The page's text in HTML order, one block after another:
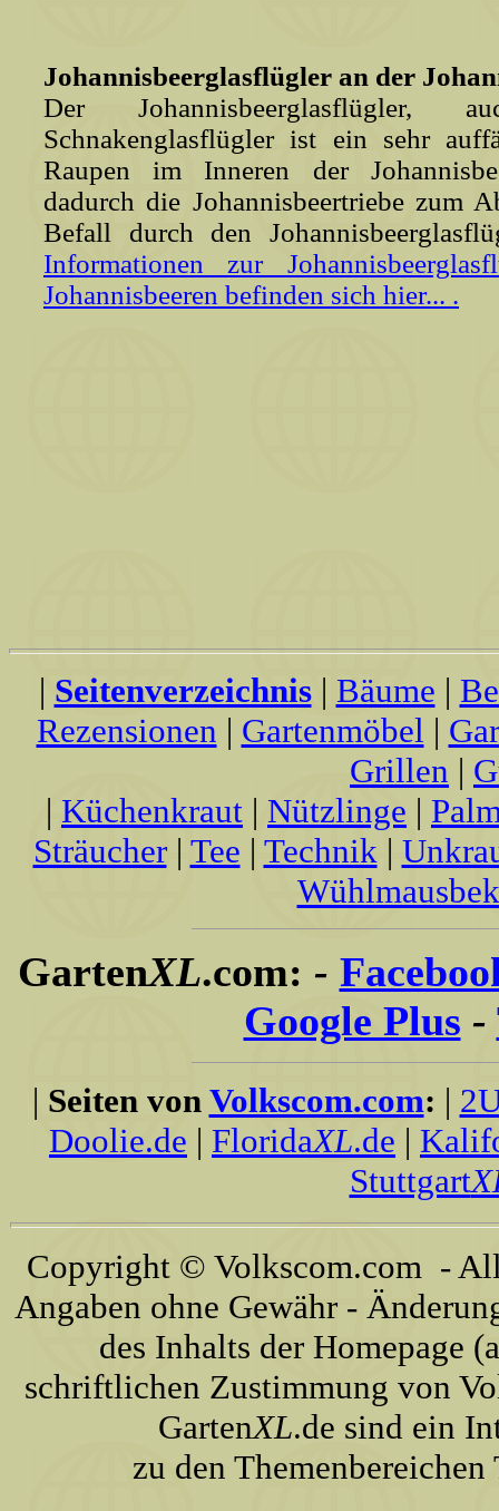
Johannisbeerglasflügler an der
Der Johannisbeerglasflügler,
Schnakenglasflügler ist ein sehr
Raupen im Inneren der
dadurch die Johannisbeertriebe zum
Befall durch den
Informationen zur
Johannisbeeren befinden sich hier... .
| Seitenverzeichnis| Bäume |
Rezensionen | Gartenmöbel |
Grillen |
| Küchenkraut | Nützlinge |
Sträucher| Tee | Technik|
GartenXL.com: -
Google Plus -
| Seiten von Volkscom.com: |
Doolie.de | FloridaXL.de |
Stuttgart
Copyright © Volkscom.com -
Angaben ohne Gewähr -
des Inhalts der Homepage
schriftlichen Zustimmung von
GartenXL.de sind ein
zu den